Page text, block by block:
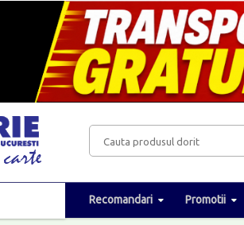
Recomandari Promotii